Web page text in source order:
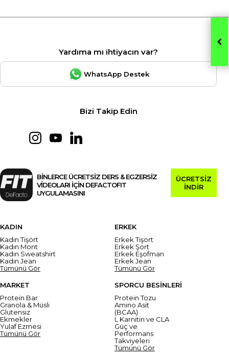
Yardıma mı ihtiyacın var?
WhatsApp Destek
Bizi Takip Edin
BİNLERCE ÜCRETSİZ DERS & EGZERSİZ
VİDEOLARI İÇİN DEFACTOFIT
UYGULAMASINI
ÜCRETSİZ
İNDİR
KADIN
Kadın Tişört
Kadın Mont
Kadın Sweatshirt
Kadın Jean
Tümünü Gör
ERKEK
Erkek Tişört
Erkek Şort
Erkek Eşofman
Erkek Jean
Tümünü Gör
MARKET
Protein Bar
Granola & Müsli
Glutensiz
Ekmekler
Yulaf Ezmesi
Tümünü Gör
SPORCU BESİNLERİ
Protein Tozu
Amino Asit
(BCAA)
L Karnitin ve CLA
Güç ve
Performans
Takviyeleri
Tümünü Gör